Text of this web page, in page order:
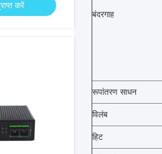
करें
बंदरगाह
रूपांतरण साधन
विलंब
हिट